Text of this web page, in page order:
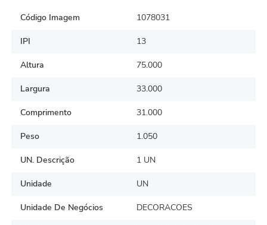
Código Imagem 1078031
IPI 13
Altura 75.000
Largura 33.000
Comprimento 31.000
Peso 1.050
UN. Descrição 1 UN
Unidade UN
Unidade De Negócios DECORACOES